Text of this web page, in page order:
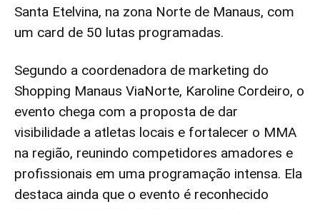
Santa Etelvina, na zona Norte de Manaus, com
um card de 50 lutas programadas.
Segundo a coordenadora de marketing do
Shopping Manaus ViaNorte, Karoline Cordeiro, o
evento chega com a proposta de dar
visibilidade a atletas locais e fortalecer o MMA
na região, reunindo competidores amadores e
profissionais em uma programação intensa. Ela
destaca ainda que o evento é reconhecido